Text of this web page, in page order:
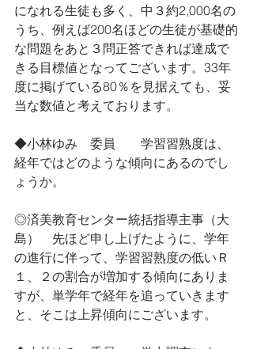
になれる生徒も多く、中３約2,000名の
うち、例えば200名ほどの生徒が基礎的
な問題をあと３問正答できれば達成で
きる目標値となってございます。33年
度に掲げている80％を見据えても、妥
当な数値と考えております。
◆小林ゆみ　委員　　学習習熟度は、
経年ではどのような傾向にあるのでし
ょうか。
◎済美教育センター統括指導主事（大
島）　先ほど申し上げたように、学年
の進行に伴って、学習習熟度の低いＲ
１、２の割合が増加する傾向にありま
すが、単学年で経年を追っていきます
と、そこは上昇傾向にございます。